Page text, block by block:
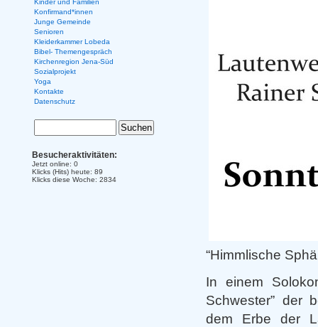
“Himmlische
In einem
Schwester” der
dem Erbe der
Kinder und Familien
Konfirmand*innen
Junge Gemeinde
Senioren
Kleiderkammer Lobeda
Bibel- Themengespräch
Kirchenregion Jena-Süd
Sozialprojekt
Yoga
Kontakte
Datenschutz
Besucheraktivitäten:
Jetzt online: 0
Klicks (Hits) heute: 89
Klicks diese Woche: 2834